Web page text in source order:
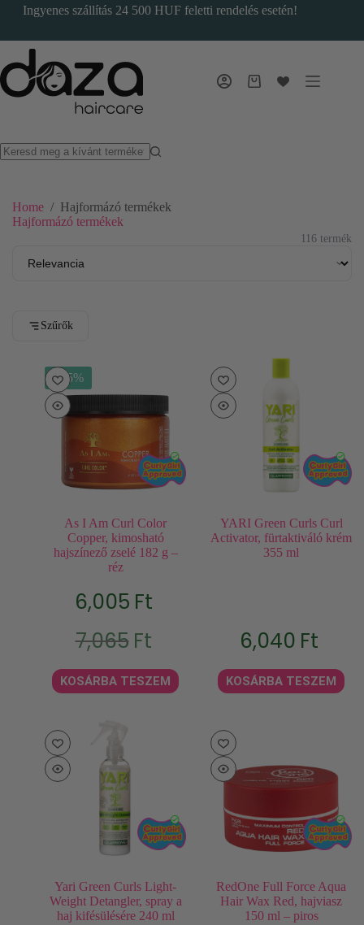
Ingyenes szállítás 24 500 HUF feletti rendelés esetén!
Bevásárlókosár
Home / Hajformázó termékek
Hajformázó termékek
116 termék
Szűrők
- 15%
As I Am Curl Color
Copper, kimosható
hajszínező zselé 182 g –
réz
7,065 Ft
price
7,065Ft.
6,005 Ft
price
6,005Ft.
KOSÁRBA TESZEM
YARI Green Curls Curl
Activator, fürtaktiváló krém
355 ml
6,040 Ft
KOSÁRBA TESZEM
Yari Green Curls Light-
Weight Detangler, spray a
haj kifésülésére 240 ml
RedOne Full Force Aqua
Hair Wax Red, hajviasz
150 ml – piros